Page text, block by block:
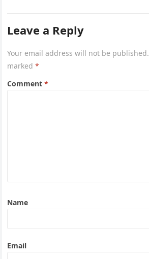
Leave a Reply
Your email address will not be published.
marked*
Comment*
Name
Email